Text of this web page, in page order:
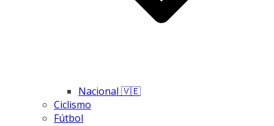
Nacional 🇻🇪
Ciclismo
Fútbol